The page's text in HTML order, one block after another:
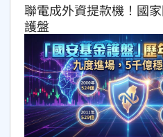
聯電成外資提款機！國
護盤